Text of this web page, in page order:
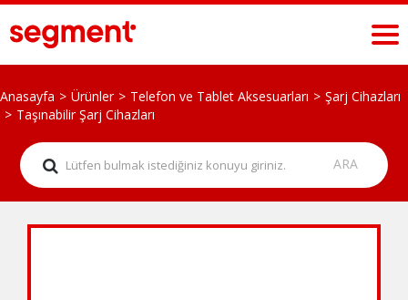
Anasayfa Ürünler Telefon ve Tablet Aksesuarları
Şarj Cihazları
Taşınabilir Şarj Cihazları